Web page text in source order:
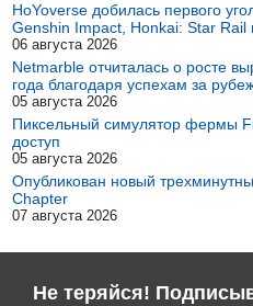
HoYoverse добилась первого
Genshin Impact, Honkai: Star
06 августа 2026
Netmarble отчиталась о росте
года благодаря успехам за
05 августа 2026
Пиксельный симулятор фермы
доступ
05 августа 2026
Опубликован новый
Chapter
07 августа 2026
Не теряйся!